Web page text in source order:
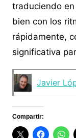
traduciendo
bien con los
rápidamente,
significativa
Javier
Compartir: